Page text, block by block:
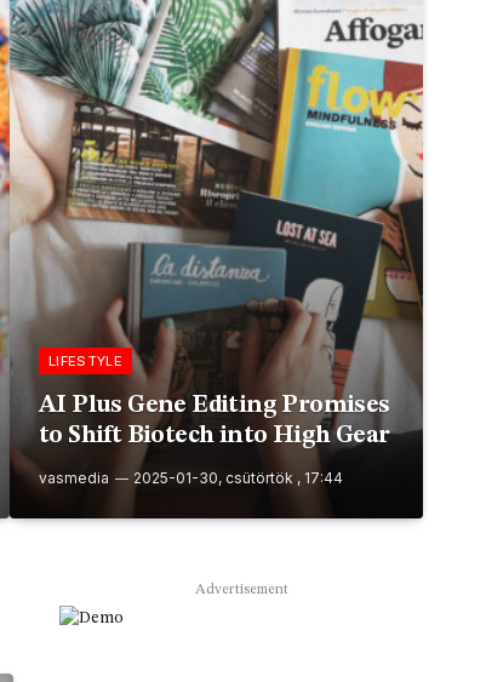
LIFESTYLE
AI Plus Gene Editing Promises
to Shift Biotech into High Gear
vasmedia 2025-01-30, csütörtök , 17:44
Advertisement